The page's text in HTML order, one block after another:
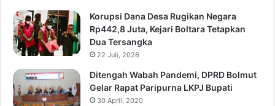
Korupsi Dana Desa Rugikan Negara
Rp442,8 Juta, Kejari Boltara Tetapkan
Dua Tersangka
22 Juli, 2026
Ditengah Wabah Pandemi, DPRD Bolmut
Gelar Rapat Paripurna LKPJ Bupati
30 April, 2020